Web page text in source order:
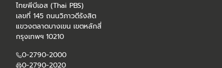
ไทยพีบีเอส (Thai PBS)
เลขที่ 145 ถนนวิภาวดีรังสิต
แขวงตลาดบางเขน เขตหลักสี่
กรุงเทพฯ 10210
0-2790-2000
0-2790-2020